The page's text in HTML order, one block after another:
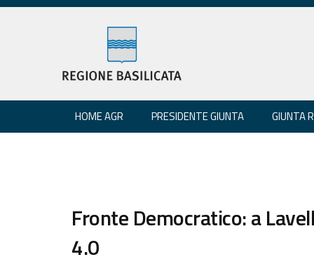
HOME AGR PRESIDENTE GIUNTA GIUNTA
Fronte Democratico: a
4.0